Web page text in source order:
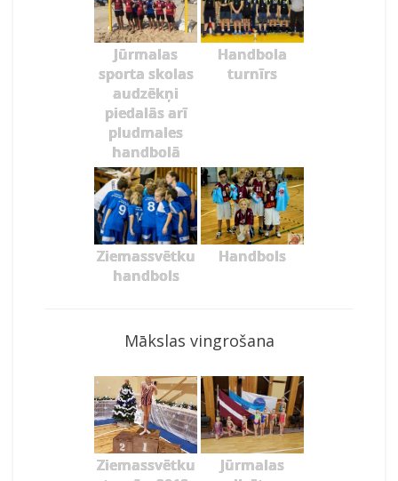
Jūrmalas
sporta skolas
audzēkņi
piedalās arī
pludmales
handbolā
Handbola
turnīrs
Ziemassvētku
handbols
Handbols
Mākslas vingrošana
Ziemassvētku
Jūrmalas